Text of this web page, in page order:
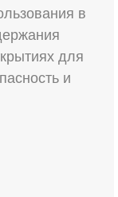
в
для
и